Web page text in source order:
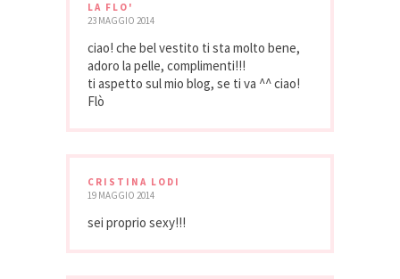
LA FLO'
23 MAGGIO 2014
ciao! che bel vestito ti sta molto bene,
adoro la pelle, complimenti!!!
ti aspetto sul mio blog, se ti va ^^ ciao!
Flò
CRISTINA LODI
19 MAGGIO 2014
sei proprio sexy!!!